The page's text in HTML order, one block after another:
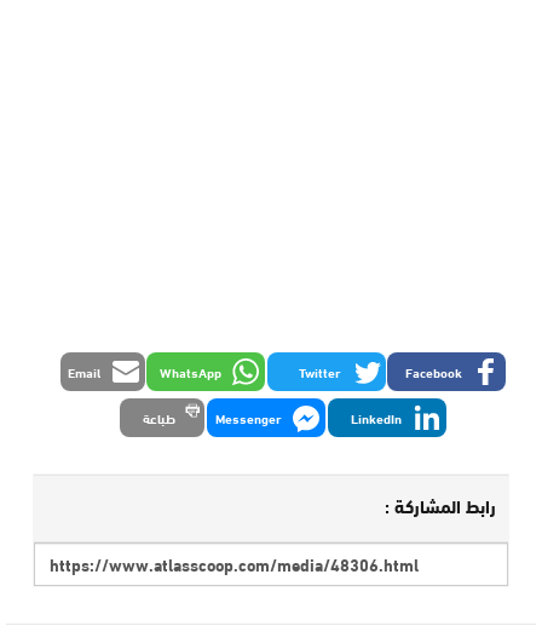
Facebook
Twitter
WhatsApp
Email
LinkedIn
Messenger طباعة
رابط المشاركة :